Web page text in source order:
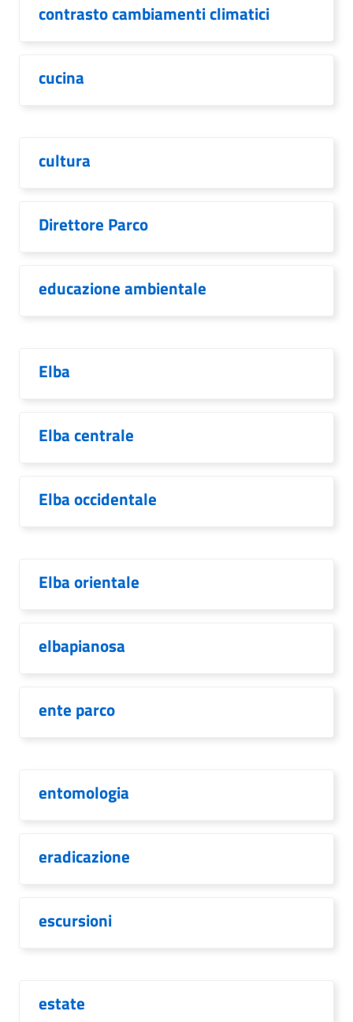
contrasto cambiamenti climatici
cucina
cultura
Direttore Parco
educazione ambientale
Elba
Elba centrale
Elba occidentale
Elba orientale
elbapianosa
ente parco
entomologia
eradicazione
escursioni
estate